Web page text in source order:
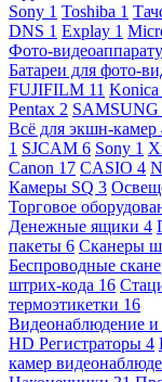
Sony 1 Toshiba 1
DNS 1 Explay 1
Фото-
Батареи для фото-
FUJIFILM 11 Konica
Pentax 2 SAMSUNG
Всё для экшн-камер
1 SJCAM 6 Sony 1
Canon 17 CASIO 4
Камеры SQ 3
Торговое
Денежные ящики 4
пакеты 6 Сканеры
Беспроводные
штрих-кода 16
термоэтикетки 16
Видеонаблюдение и
HD Регистраторы 4
камер